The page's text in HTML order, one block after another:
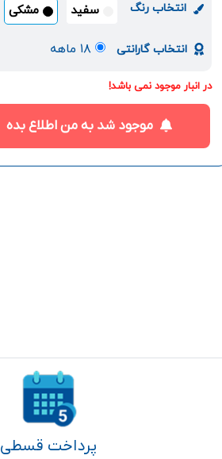
انتخاب رنگ سفید مشکی
انتخاب گارانتی ۱۸ ماهه
در انبار موجود نمی باشد!
موجود شد به من اطلاع بده
پرداخت قسطی